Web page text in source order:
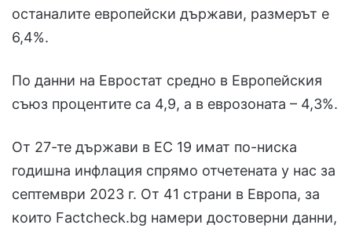
останалите европейски държави, размерът е
6,4%.
По данни на Евростат средно в Европейския
съюз процентите са 4,9, а в еврозоната – 4,3%.
От 27-те държави в ЕС 19 имат по-ниска
годишна инфлация спрямо отчетената у нас за
септември 2023 г. От 41 страни в Европа, за
които Factcheck.bg намери достоверни данни,